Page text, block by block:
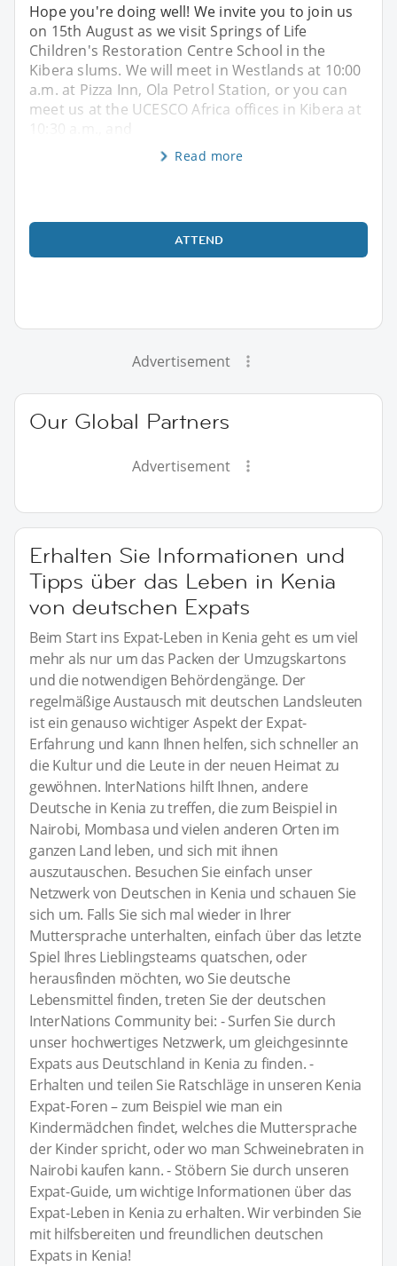
Hope you're doing well! We invite you to join us
on 15th August as we visit Springs of Life
Children's Restoration Centre School in the
Kibera slums. We will meet in Westlands at 10:00
a.m. at Pizza Inn, Ola Petrol Station, or you can
meet us at the UCESCO Africa offices in Kibera at
Read more
ATTEND
Advertisement
Our Global Partners
Advertisement
Erhalten Sie Informationen und
Tipps über das Leben in Kenia
von deutschen Expats
Beim Start ins Expat-Leben in Kenia geht es um viel
mehr als nur um das Packen der Umzugskartons
und die notwendigen Behördengänge. Der
regelmäßige Austausch mit deutschen Landsleuten
ist ein genauso wichtiger Aspekt der Expat-
Erfahrung und kann Ihnen helfen, sich schneller an
die Kultur und die Leute in der neuen Heimat zu
gewöhnen. InterNations hilft Ihnen, andere
Deutsche in Kenia zu treffen, die zum Beispiel in
Nairobi, Mombasa und vielen anderen Orten im
ganzen Land leben, und sich mit ihnen
auszutauschen. Besuchen Sie einfach unser
Netzwerk von Deutschen in Kenia und schauen Sie
sich um. Falls Sie sich mal wieder in Ihrer
Muttersprache unterhalten, einfach über das letzte
Spiel Ihres Lieblingsteams quatschen, oder
herausfinden möchten, wo Sie deutsche
Lebensmittel finden, treten Sie der deutschen
InterNations Community bei: - Surfen Sie durch
unser hochwertiges Netzwerk, um gleichgesinnte
Expats aus Deutschland in Kenia zu finden. -
Erhalten und teilen Sie Ratschläge in unseren Kenia
Expat-Foren – zum Beispiel wie man ein
Kindermädchen findet, welches die Muttersprache
der Kinder spricht, oder wo man Schweinebraten in
Nairobi kaufen kann. - Stöbern Sie durch unseren
Expat-Guide, um wichtige Informationen über das
Expat-Leben in Kenia zu erhalten. Wir verbinden Sie
mit hilfsbereiten und freundlichen deutschen
Expats in Kenia!